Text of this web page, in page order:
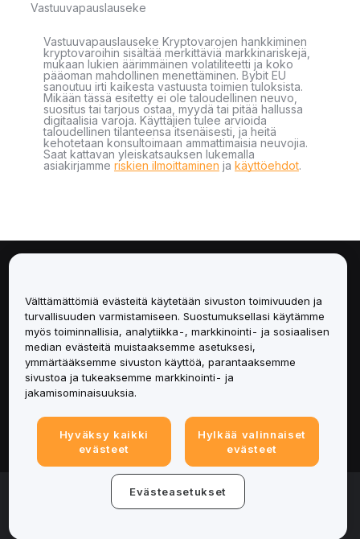
Vastuuvapauslauseke
Vastuuvapauslauseke Kryptovarojen hankkiminen
kryptovaroihin sisältää merkittäviä markkinariskejä,
mukaan lukien äärimmäinen volatiliteetti ja koko
pääoman mahdollinen menettäminen. Bybit EU
sanoutuu irti kaikesta vastuusta toimien tuloksista.
Mikään tässä esitetty ei ole taloudellinen neuvo,
suositus tai tarjous ostaa, myydä tai pitää hallussa
digitaalisia varoja. Käyttäjien tulee arvioida
taloudellinen tilanteensa itsenäisesti, ja heitä
kehotetaan konsultoimaan ammattimaisia neuvojia.
Saat kattavan yleiskatsauksen lukemalla
asiakirjamme riskien ilmoittaminen ja käyttöehdot.
Palvelut
Tuki
Tuotteet
Lakiasiat
© 2025-2026 Bybit.eu. All rights reserved.
Välttämättömiä evästeitä käytetään sivuston toimivuuden ja
turvallisuuden varmistamiseen. Suostumuksellasi käytämme
myös toiminnallisia, analytiikka-, markkinointi- ja sosiaalisen
median evästeitä muistaaksemme asetuksesi,
ymmärtääksemme sivuston käyttöä, parantaaksemme
sivustoa ja tukeaksemme markkinointi- ja
jakamisominaisuuksia.
Hyväksy kaikki
evästeet
Hylkää valinnaiset
evästeet
Evästeasetukset